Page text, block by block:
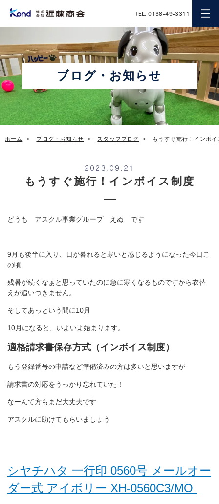
近藤商会
TEL. 0138-49-3311
ブログ・お知らせ
ホーム ブログ・お知らせ スタッフブログ もうすぐ施行！インボイ
2023.09.21
もうすぐ施行！インボイス制度
どうも アスクル事業グループ えぬ です
9月も後半に入り、日が暮れると寒いと感じるようになった今日こ
の頃
残暑が続くなぁと思っていたのに急に寒くなるものですから衣替
えが追いつきません。
そしてあっという間に10月
10月になると、いよいよ始まります。
適格請求書保存方式（インボイス制度）
もう登録番号の申請など準備済みの方は多いと思いますが
請求書の対応をうっかり忘れていた！
なーんて方もまだ大丈夫です
アスクルに助けてもらいましょう
シヤチハタ 一行印 0560号 メールオー
ダー式 アイボリー XH-0560C3/MO